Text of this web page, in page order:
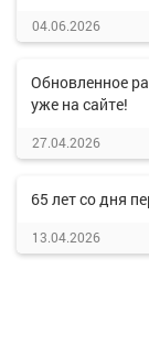
04.06.2026
Обновленное
уже на сайте!
27.04.2026
65 лет со дня
13.04.2026